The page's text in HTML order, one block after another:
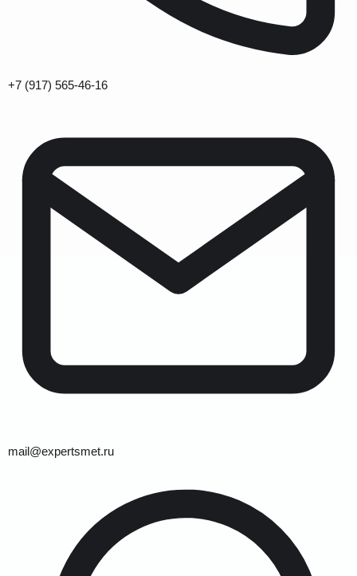
+7 (917) 565-46-16
mail@expertsmet.ru